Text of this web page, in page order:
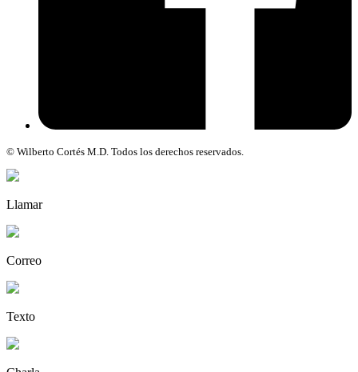
© Wilberto Cortés M.D. Todos los derechos reservados.
Llamar
Correo
Texto